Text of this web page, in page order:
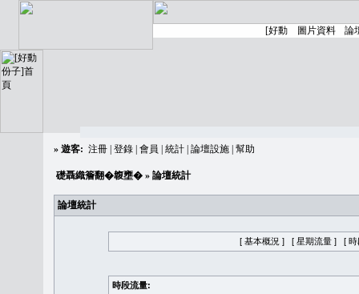
» 遊客: 注冊 登錄 會員 統計 論壇設施 幫助
礎聶織簷翻�䪖壅� » 論壇統計
論壇統計
[ 基本概況 ] [ 星期流量 ] [ 時
時段流量: